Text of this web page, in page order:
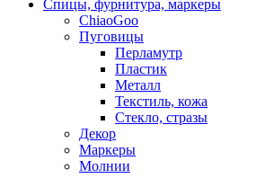
Спицы, фурнитура, маркеры
ChiaoGoo
Пуговицы
Перламутр
Пластик
Металл
Текстиль, кожа
Стекло, стразы
Декор
Маркеры
Молнии